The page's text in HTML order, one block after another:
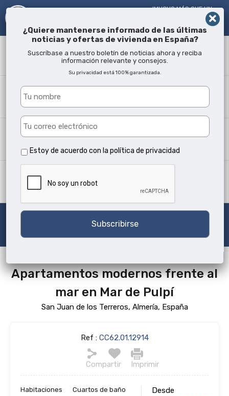
!MUCHO MÁS QUE UN
AGENTE INMOBILIARIO¡
¿Dónde?
Todas las ubicaciones
Tipo propiedad
Todos los tipos
Cualquiera
Buscar
Apartamentos modernos frente al
mar en Mar de Pulpí
San Juan de los Terreros, Almería, España
Ref :CC62.01.12914
Compartir Imprimir
Desde
Habitaciones Cuartos de baño
¿Quiere mantenerse informado de las últimas
noticias y ofertas de vivienda en España?
Suscríbase a nuestro boletín de noticias ahora y reciba
información relevante y consejos.
Su privacidad está 100% garantizada.
Estoy de acuerdo con lapolítica de privacidad